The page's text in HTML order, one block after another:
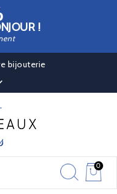
!
bijouterie
0